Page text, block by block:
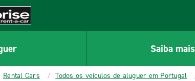
Saiba mais
Rental Cars Todos os veículos de aluguer em Portugal